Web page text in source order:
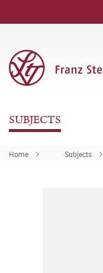
SUBJECTS
Home Subjects